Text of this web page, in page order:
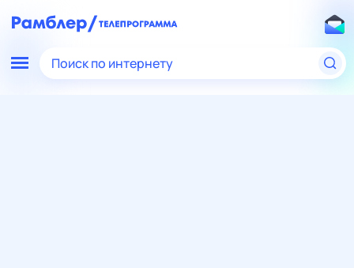
Поиск по интернету